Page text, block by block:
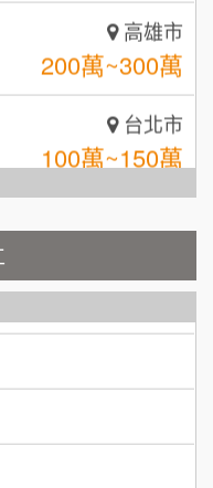
高雄市
200萬~300萬
台北市
100萬~150萬
屏東縣
100萬 ~ 200萬
屏東縣
100萬~200萬